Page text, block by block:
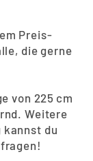
Preis-
die gerne
von 225 cm
Weitere
kannst du